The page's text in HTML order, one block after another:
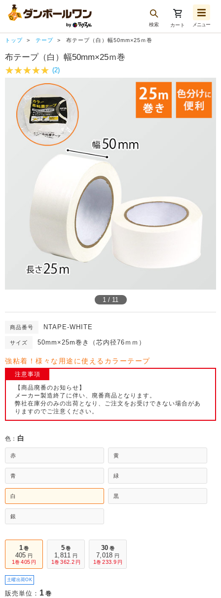
検索 カート メニュー
ログアウト
トップ テープ 布テープ（白）幅50mm×25ｍ巻
布テープ（白）幅50mm×25ｍ巻
(2)
1 / 11
商品番号 NTAPE-WHITE
サイズ 50mm×25m巻き（芯内径76ｍｍ）
強粘着！様々な用途に使えるカラーテープ
注意事項
【商品廃番のお知らせ】
メーカー製造終了に伴い、廃番商品となります。
弊社在庫分のみの出荷となり、ご注文をお受けできない場合があ
りますのでご注意ください。
色： 白
赤 黄
青 緑
白 黒
銀
1巻
405 円
1巻 405 円
5巻
1,811 円
1巻 362.2 円
30 巻
7,018 円
1巻 233.9 円
土曜出荷OK
販売単位： 1 巻